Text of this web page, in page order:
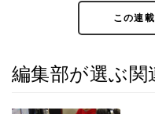
この連
編集部が選ぶ関